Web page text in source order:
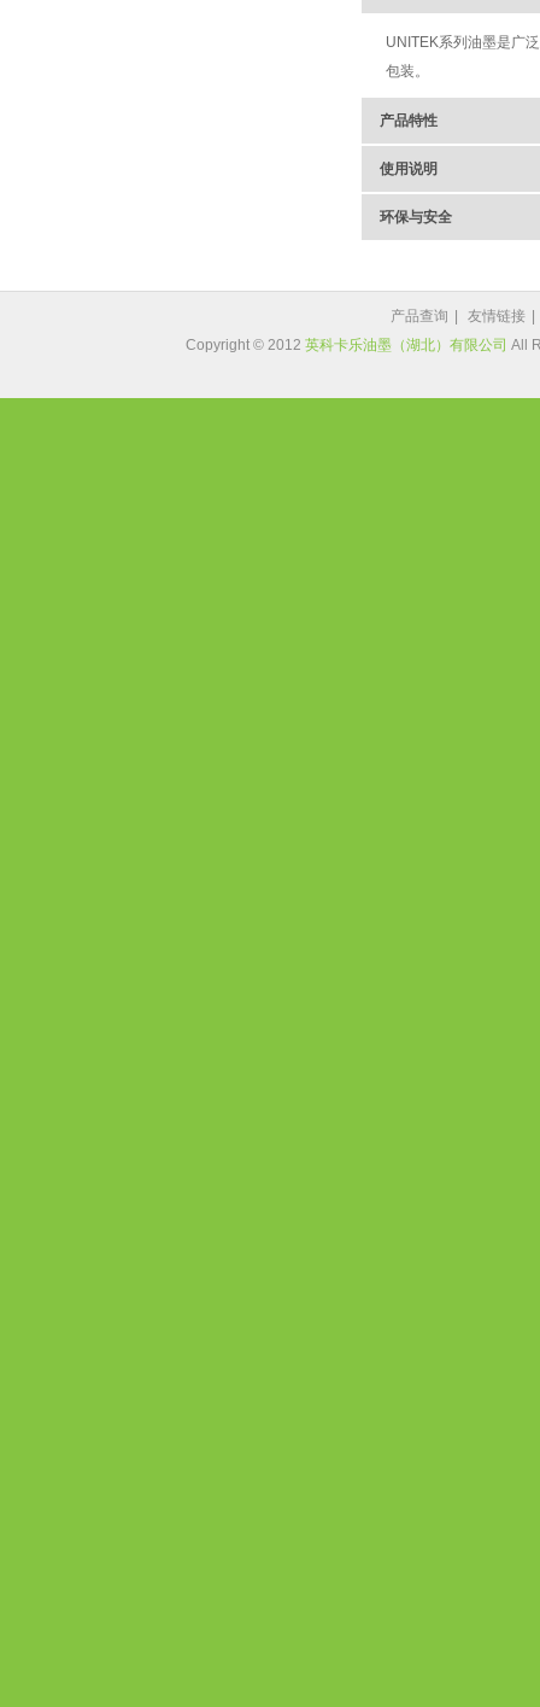
UNITEK系列油墨是广
包装。
产品特性
使用说明
环保与安全
产品查询 友情链接
Copyright © 2012英科卡乐油墨（湖北）有限公司 All